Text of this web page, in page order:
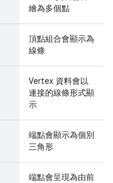
繪為多個點
頂點組合會顯示為
線條
Vertex 資料會以
連接的線條形式顯
示
端點會顯示為個別
三角形
端點會呈現為由前